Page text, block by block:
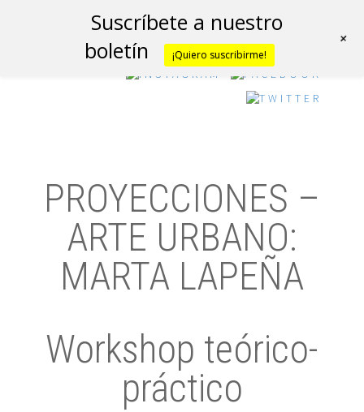
PROYECCIONES –
ARTE URBANO:
MARTA LAPEÑA
Workshop teórico-
práctico
Suscríbete a nuestro
boletín
¡Quiero suscribirme!
+